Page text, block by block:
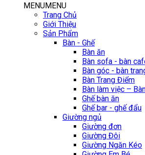
MENUMENU
Trang Chủ
Giới Thiệu
Sản Phẩm
Bàn - Ghế
Bàn ăn
Bàn sofa - bàn
Bàn góc - bàn
Bàn Trang Điểm
Bàn làm việc –
Ghế bàn ăn
Ghế bar - ghế đẩu
Giường ngủ
Giường đơn
Giường Đôi
Giường Ngăn Kéo